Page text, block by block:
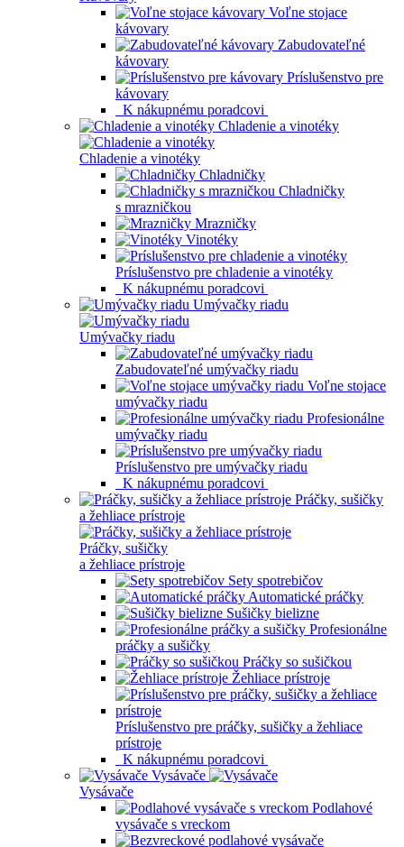
Voľne stojace
kávovary
Zabudovateľné
kávovary
Príslušenstvo pre
kávovary
K nákupnému poradcovi
Chladenie a vinotéky
Chladenie a vinotéky
Chladničky
Chladničky
s mrazničkou
Mrazničky
Vinotéky
Príslušenstvo pre chladenie a vinotéky
K nákupnému poradcovi
Umývačky riadu
Umývačky riadu
Zabudovateľné umývačky riadu
Voľne stojace
umývačky riadu
Profesionálne
umývačky riadu
Príslušenstvo pre umývačky riadu
K nákupnému poradcovi
Práčky, sušičky
a žehliace prístroje
Práčky, sušičky
a žehliace prístroje
Sety spotrebičov
Automatické práčky
Sušičky bielizne
Profesionálne
práčky a sušičky
Práčky so sušičkou
Žehliace prístroje
Príslušenstvo pre práčky, sušičky a žehliace
prístroje
K nákupnému poradcovi
Vysávače
Vysávače
Podlahové
vysávače s vreckom